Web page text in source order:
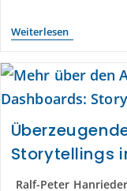
Weiterlesen
Storytellings
Ralf-Peter Hanrieder